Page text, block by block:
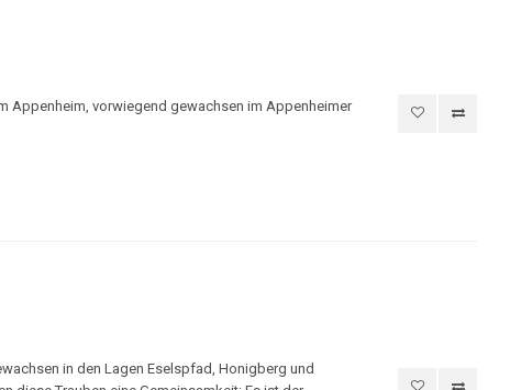
Appenheim, vorwiegend gewachsen im Appenheimer
in den Lagen Eselspfad, Honigberg und